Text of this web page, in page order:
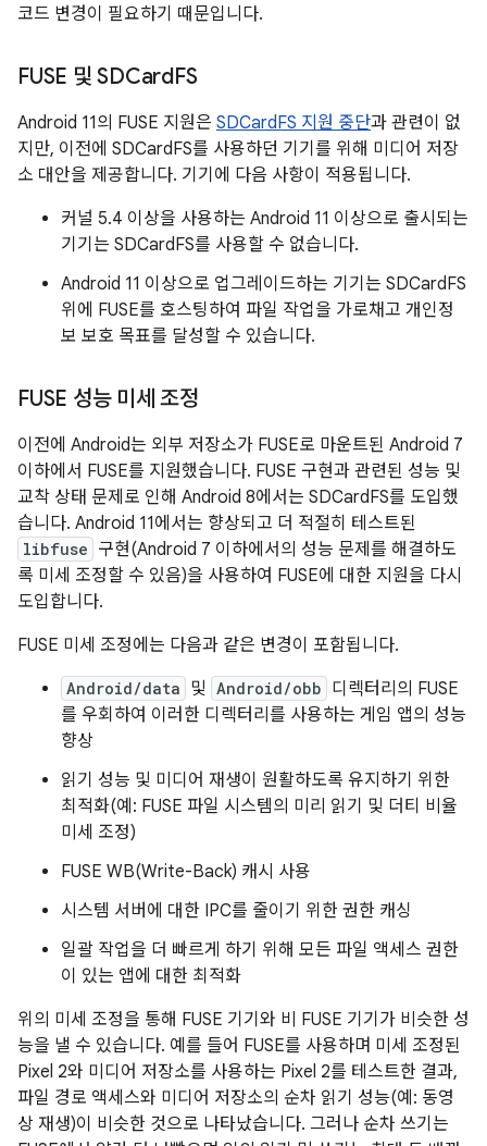
코드 변경이 필요하기 때문입니다.
FUSE 및 SDCardFS
Android 11의 FUSE 지원은 SDCardFS 지원 중단과 관련이 없
지만, 이전에 SDCardFS를 사용하던 기기를 위해 미디어 저장
소 대안을 제공합니다. 기기에 다음 사항이 적용됩니다.
커널 5.4 이상을 사용하는 Android 11 이상으로 출시되는
기기는 SDCardFS를 사용할 수 없습니다.
Android 11 이상으로 업그레이드하는 기기는 SDCardFS
위에 FUSE를 호스팅하여 파일 작업을 가로채고 개인정
보 보호 목표를 달성할 수 있습니다.
FUSE 성능 미세 조정
이전에 Android는 외부 저장소가 FUSE로 마운트된 Android 7
이하에서 FUSE를 지원했습니다. FUSE 구현과 관련된 성능 및
교착 상태 문제로 인해 Android 8에서는 SDCardFS를 도입했
습니다. Android 11에서는 향상되고 더 적절히 테스트된
libfuse 구현(Android 7 이하에서의 성능 문제를 해결하도
록 미세 조정할 수 있음)을 사용하여 FUSE에 대한 지원을 다시
도입합니다.
FUSE 미세 조정에는 다음과 같은 변경이 포함됩니다.
Android/data 및 Android/obb 디렉터리의 FUSE
를 우회하여 이러한 디렉터리를 사용하는 게임 앱의 성능
향상
읽기 성능 및 미디어 재생이 원활하도록 유지하기 위한
최적화(예: FUSE 파일 시스템의 미리 읽기 및 더티 비율
미세 조정)
FUSE WB(Write-Back) 캐시 사용
시스템 서버에 대한 IPC를 줄이기 위한 권한 캐싱
일괄 작업을 더 빠르게 하기 위해 모든 파일 액세스 권한
이 있는 앱에 대한 최적화
위의 미세 조정을 통해 FUSE 기기와 비 FUSE 기기가 비슷한 성
능을 낼 수 있습니다. 예를 들어 FUSE를 사용하며 미세 조정된
Pixel 2와 미디어 저장소를 사용하는 Pixel 2를 테스트한 결과,
파일 경로 액세스와 미디어 저장소의 순차 읽기 성능(예: 동영
상 재생)이 비슷한 것으로 나타났습니다. 그러나 순차 쓰기는